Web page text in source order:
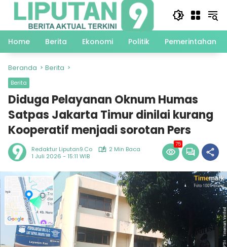
Langsung
Home
Berita Ekonomi Politik Pemerintahan
Beranda Berita
Berita
Diduga Pelayanan Oknum Humas
Satpas Jakarta Timur dinilai kurang
Kooperatif menjadi sorotan Pers
Redaktur Liputan9.co
2 Min Baca
1 Juli 2026 - 15:11 WIB
75